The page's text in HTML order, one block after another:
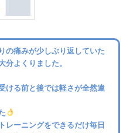
の痛みが少しぶり返していた
よくりました。
ける前と後では軽さが全然違
レーニングをできるだけ毎日